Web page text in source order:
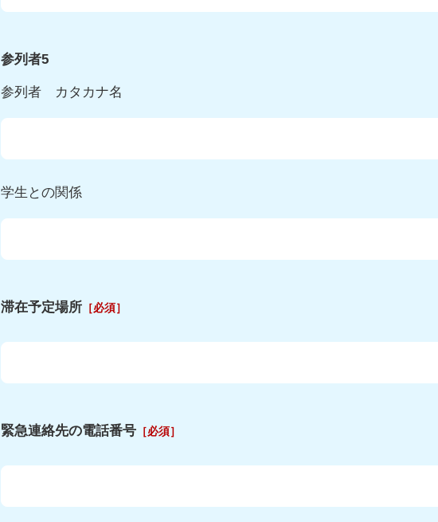
参列者5
参列者 カタカナ名
学生との関係
滞在予定場所 ［必須］
緊急連絡先の電話番号 ［必須］